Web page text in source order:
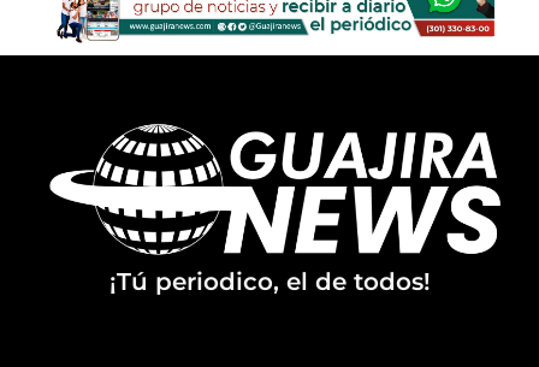
¡Tú periodico, el de todos!